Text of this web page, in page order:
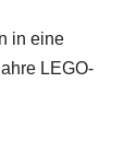
in eine
LEGO-